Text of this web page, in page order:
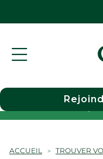
Choisir une
ACCUEIL
TROUVER